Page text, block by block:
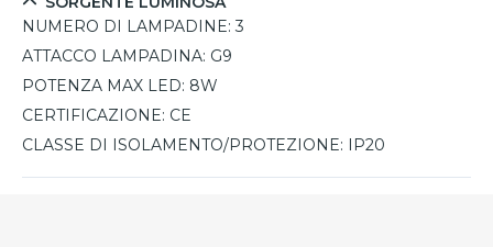
NUMERO DI LAMPADINE: 3
ATTACCO LAMPADINA: G9
POTENZA MAX LED: 8W
CERTIFICAZIONE: CE
CLASSE DI ISOLAMENTO/PROTEZIONE: IP20